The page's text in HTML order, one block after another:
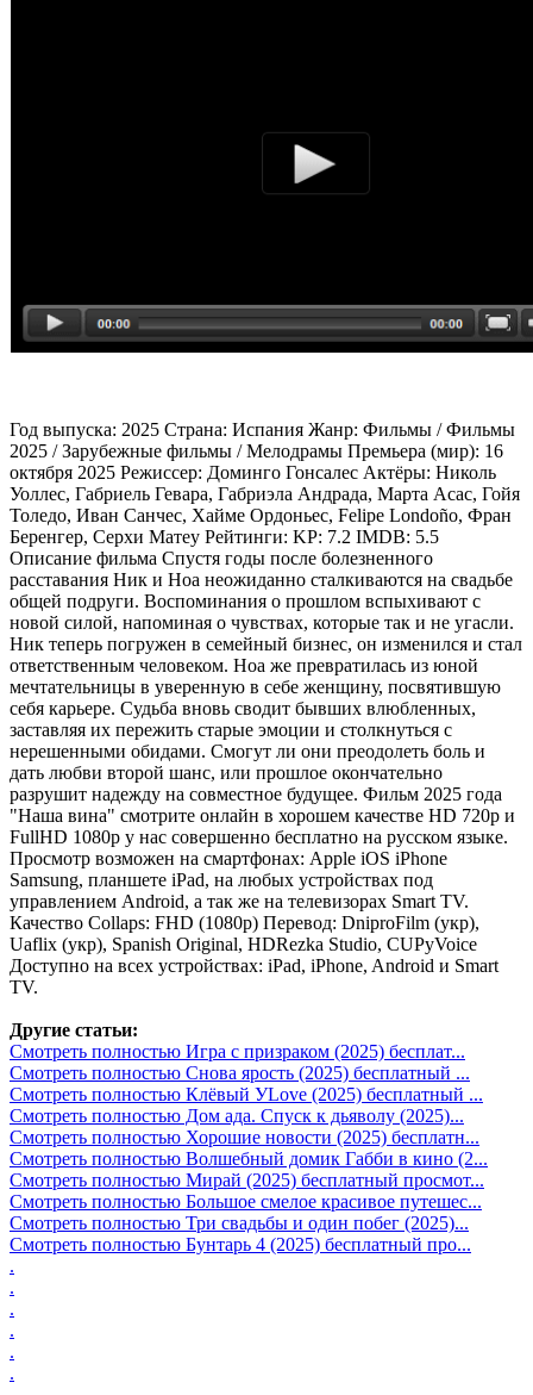
Год выпуска: 2025 Страна: Испания Жанр: Фильмы / Фильмы
2025 / Зарубежные фильмы / Мелодрамы Премьера (мир): 16
октября 2025 Режиссер: Доминго Гонсалес Актёры: Николь
Уоллес, Габриель Гевара, Габриэла Андрада, Марта Асас, Гойя
Толедо, Иван Санчес, Хайме Ордоньес, Felipe Londoño, Фран
Беренгер, Серхи Матеу Рейтинги: KP: 7.2 IMDB: 5.5
Описание фильма Спустя годы после болезненного
расставания Ник и Ноа неожиданно сталкиваются на свадьбе
общей подруги. Воспоминания о прошлом вспыхивают с
новой силой, напоминая о чувствах, которые так и не угасли.
Ник теперь погружен в семейный бизнес, он изменился и стал
ответственным человеком. Ноа же превратилась из юной
мечтательницы в уверенную в себе женщину, посвятившую
себя карьере. Судьба вновь сводит бывших влюбленных,
заставляя их пережить старые эмоции и столкнуться с
нерешенными обидами. Смогут ли они преодолеть боль и
дать любви второй шанс, или прошлое окончательно
разрушит надежду на совместное будущее. Фильм 2025 года
"Наша вина" смотрите онлайн в хорошем качестве HD 720p и
FullHD 1080p у нас совершенно бесплатно на русском языке.
Просмотр возможен на смартфонах: Apple iOS iPhone
Samsung, планшете iPad, на любых устройствах под
управлением Android, а так же на телевизорах Smart TV.
Качество Collaps: FHD (1080p) Перевод: DniproFilm (укр),
Uaflix (укр), Spanish Original, HDRezka Studio, CUPyVoice
Доступно на всех устройствах: iPad, iPhone, Android и Smart
TV.
Другие статьи:
Смотреть полностью Игра с призраком (2025) бесплат...
Смотреть полностью Снова ярость (2025) бесплатный ...
Смотреть полностью Клёвый УLove (2025) бесплатный ...
Смотреть полностью Дом ада. Спуск к дьяволу (2025)...
Смотреть полностью Хорошие новости (2025) бесплатн...
Смотреть полностью Волшебный домик Габби в кино (2...
Смотреть полностью Мирай (2025) бесплатный просмот...
Смотреть полностью Большое смелое красивое путешес...
Смотреть полностью Три свадьбы и один побег (2025)...
Смотреть полностью Бунтарь 4 (2025) бесплатный про...
.
.
.
.
.
.